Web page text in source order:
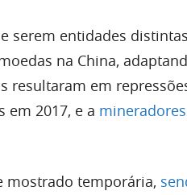
serem entidades
na China,
resultaram em
em 2017, e a
mostrado temporária,